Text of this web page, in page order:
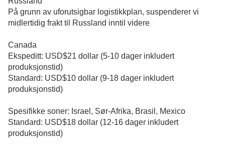
På grunn av uforutsigbar logistikkplan, suspenderer vi
midlertidig frakt til Russland inntil videre
Canada
Ekspeditt: USD$21 dollar (5-10 dager inkludert
produksjonstid)
Standard: USD$10 dollar (9-18 dager inkludert
produksjonstid)
Spesifikke soner: Israel, Sør-Afrika, Brasil, Mexico
Standard: USD$18 dollar (12-16 dager inkludert
produksjonstid)